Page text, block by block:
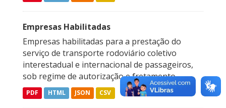
Empresas Habilitadas
Empresas habilitadas para a prestação do
serviço de transporte rodoviário coletivo
interestadual e internacional de passageiros,
sob regime de autorização e fretamento.
PDF HTML JSON CSV